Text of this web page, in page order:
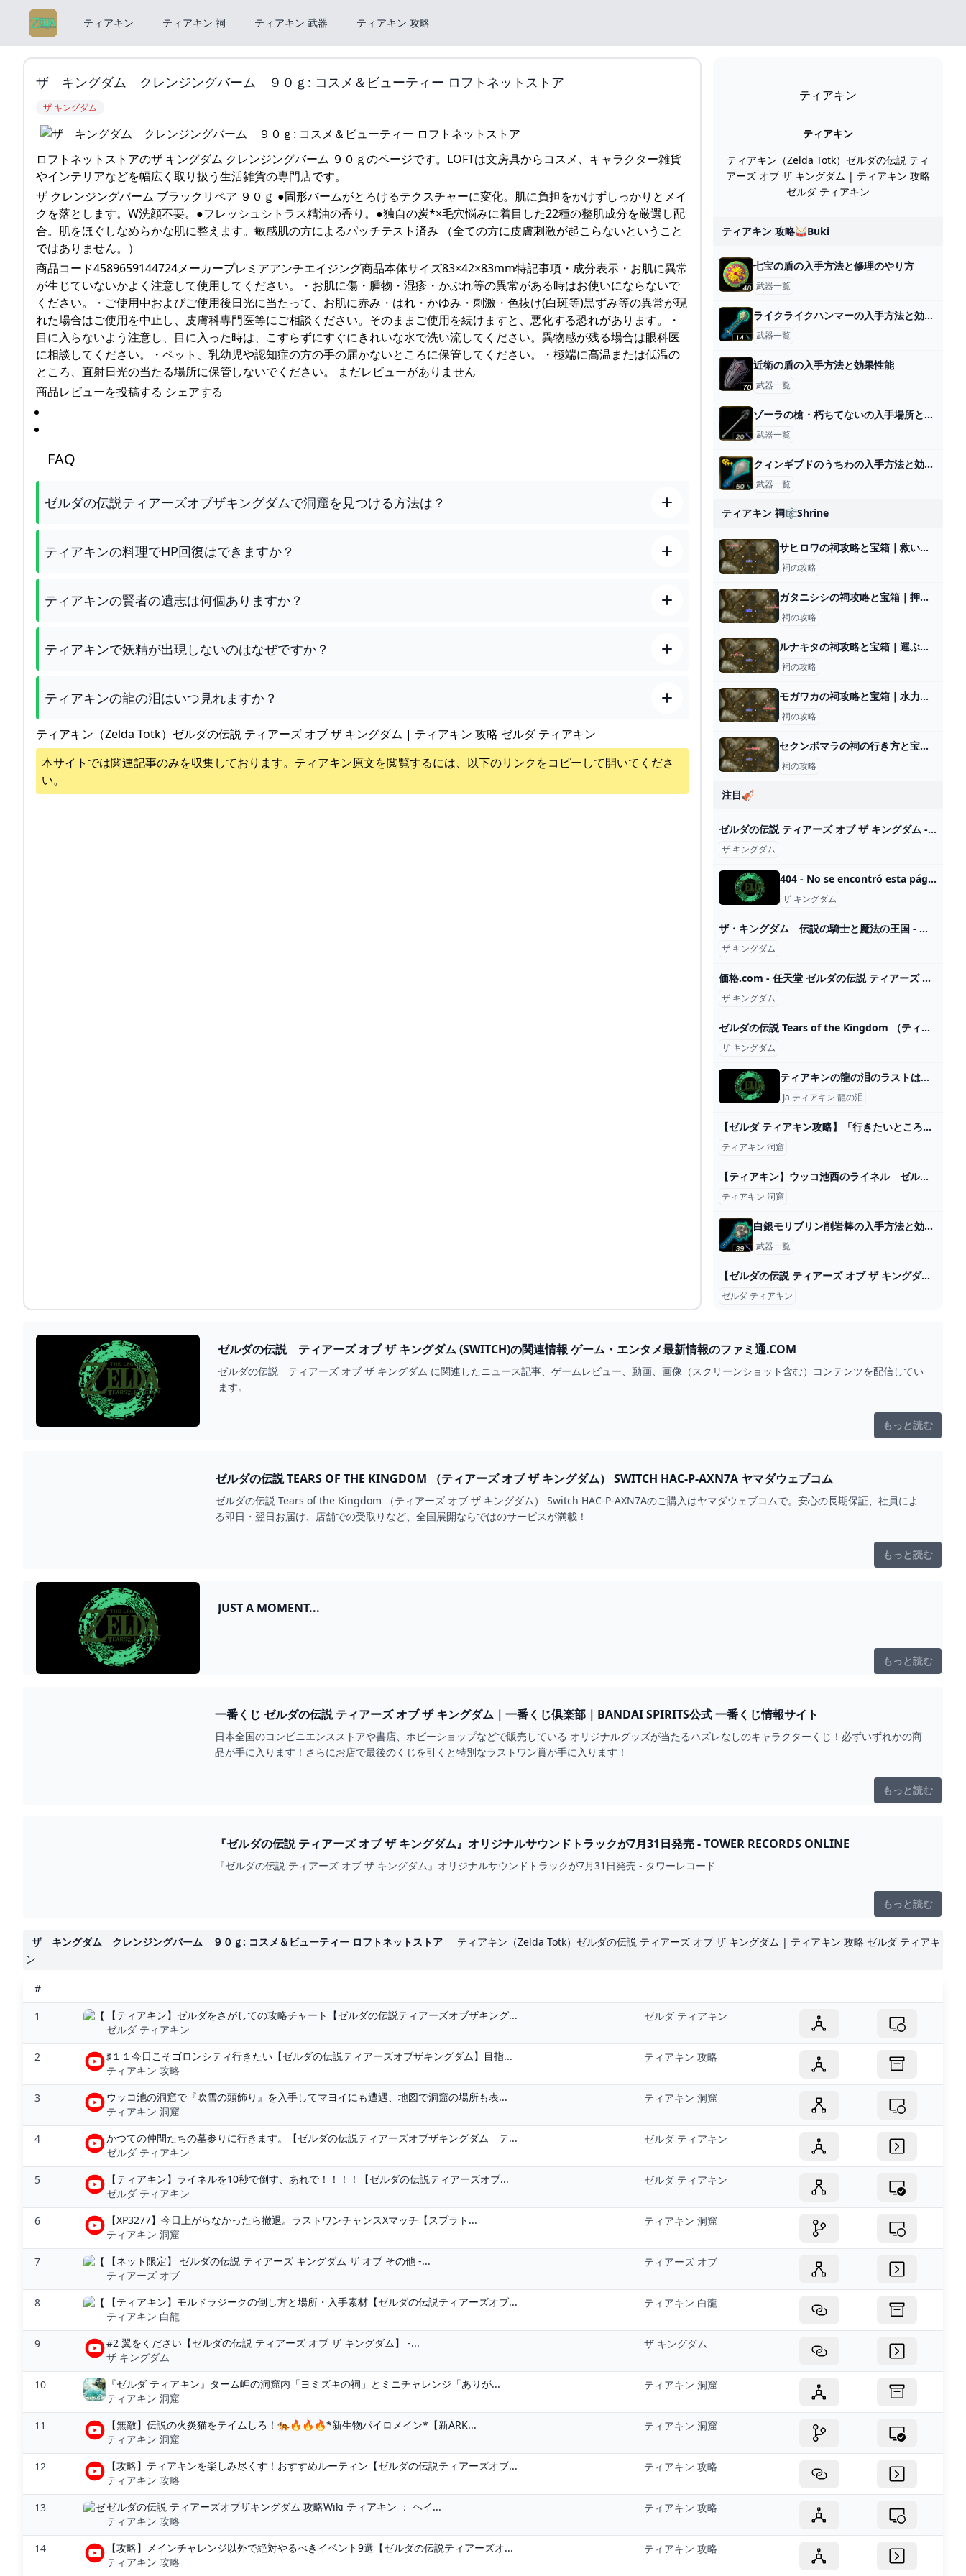
ティアキン ティアキン 祠 ティアキン 武器 ティアキン 攻略
ザ キングダム クレンジングバーム ９０ｇ: コスメ＆ビューティー ロフトネットストア
ザ キングダム
ロフトネットストアのザ キングダム クレンジングバーム ９０ｇのページです。LOFTは文房具からコスメ、キャラクター雑貨
やインテリアなどを幅広く取り扱う生活雑貨の専門店です。
ザ クレンジングバーム ブラックリペア ９０ｇ ●固形バームがとろけるテクスチャーに変化。肌に負担をかけずしっかりとメイ
クを落とします。W洗顔不要。●フレッシュシトラス精油の香り。●独自の炭*×毛穴悩みに着目した22種の整肌成分を厳選し配
合。肌をほぐしなめらかな肌に整えます。敏感肌の方によるパッチテスト済み （全ての方に皮膚刺激が起こらないということ
ではありません。）
商品コード4589659144724メーカープレミアアンチエイジング商品本体サイズ83×42×83mm特記事項・成分表示・お肌に異常
が生じていないかよく注意して使用してください。・お肌に傷・腫物・湿疹・かぶれ等の異常がある時はお使いにならないで
ください。・ご使用中およびご使用後日光に当たって、お肌に赤み・はれ・かゆみ・刺激・色抜け(白斑等)黒ずみ等の異常が現
れた場合はご使用を中止し、皮膚科専門医等にご相談ください。そのままご使用を続けますと、悪化する恐れがあります。・
目に入らないよう注意し、目に入った時は、こすらずにすぐにきれいな水で洗い流してください。異物感が残る場合は眼科医
に相談してください。・ペット、乳幼児や認知症の方の手の届かないところに保管してください。・極端に高温または低温の
ところ、直射日光の当たる場所に保管しないでください。 まだレビューがありません
商品レビューを投稿する シェアする
FAQ
ゼルダの伝説ティアーズオブザキングダムで洞窟を見つける方法は？
ティアキンの料理でHP回復はできますか？
ティアキンの賢者の遺志は何個ありますか？
ティアキンで妖精が出現しないのはなぜですか？
ティアキンの龍の泪はいつ見れますか？
ティアキン（Zelda Totk）ゼルダの伝説 ティアーズ オブ ザ キングダム | ティアキン 攻略 ゼルダ ティアキン
本サイトでは関連記事のみを収集しております。 ティアキン原文を閲覧するには、以下のリンクをコピーして開いてくださ
い。
ティアキン
ティアキン
ティアキン（Zelda Totk）ゼルダの伝説 ティ
アーズ オブ ザ キングダム | ティアキン 攻略
ゼルダ ティアキン
ティアキン 攻略🥁buki
七宝の盾の入手方法と修理のやり方
武器一覧
ライクライクハンマーの入手方法と効果性能
武器一覧
近衛の盾の入手方法と効果性能
武器一覧
ゾーラの槍・朽ちてないの入手場所と効果
武器一覧
クィンギブドのうちわの入手方法と効果性能
武器一覧
ティアキン 祠🎼shrine
サヒロワの祠攻略と宝箱｜救いは天にあり
祠の攻略
ガタニシシの祠攻略と宝箱｜押して戻して
祠の攻略
ルナキタの祠攻略と宝箱｜運ぶかたち
祠の攻略
モガワカの祠攻略と宝箱｜水力発電
祠の攻略
セクンボマラの祠の行き方と宝箱｜ラウルの祝福
祠の攻略
注目🎻
ゼルダの伝説 ティアーズ オブ ザ キングダム - YouTube
ザ キングダム
404 - No se encontró esta página.
ザ キングダム
ザ・キングダム 伝説の騎士と魔法の王国 - 映画情報・レビュー・評価・あらすじ・動画配信 Filmarks映画
ザ キングダム
価格.com - 任天堂 ゼルダの伝説 ティアーズ オブ ザ キングダム Collectors Edition [Nintendo Switch] 価格比較
ザ キングダム
ゼルダの伝説 Tears of the Kingdom （ティアーズ オブ ザ キングダム） Switch HAC-P-AXN7A ヤマダウェブコム
ザ キングダム
ティアキンの龍の泪のラストはどこですか？
Ja ティアキン 龍の泪
【ゼルダ ティアキン攻略】「行きたいところに行けない」「祠がクリアーできない」詰まったときの対処法【ティアーズ オブ ザ キングダム】 ゲーム・エンタメ最新情報のファミ通.com
ティアキン 洞窟
【ティアキン】ウッコ池西のライネル ゼルダの伝説ティアーズオブ ザキングダム #ゼルダの伝説 #ティアキン #zelda #shorts - YouTube
ティアキン 洞窟
白銀モリブリン削岩棒の入手方法と効果性能
武器一覧
【ゼルダの伝説 ティアーズ オブ ザ キングダム 】今回も絶対アツいだろ！ティアキン【初見プレイ】！※ネタバレ注意！#13 - YouTube
ゼルダ ティアキン
ゼルダの伝説 ティアーズ オブ ザ キングダム (SWITCH)の関連情報 ゲーム・エンタメ最新情報のファミ通.COM
ゼルダの伝説 ティアーズ オブ ザ キングダム に関連したニュース記事、ゲームレビュー、動画、画像（スクリーンショット含む）コンテンツを配信してい
ます。
もっと読む
ゼルダの伝説 TEARS OF THE KINGDOM （ティアーズ オブ ザ キングダム） SWITCH HAC-P-AXN7A ヤマダウェブコム
ゼルダの伝説 Tears of the Kingdom （ティアーズ オブ ザ キングダム） Switch HAC-P-AXN7Aのご購入はヤマダウェブコムで。安心の長期保証、社員によ
る即日・翌日お届け、店舗での受取りなど、全国展開ならではのサービスが満載！
もっと読む
JUST A MOMENT...
もっと読む
一番くじ ゼルダの伝説 ティアーズ オブ ザ キングダム｜一番くじ倶楽部｜BANDAI SPIRITS公式 一番くじ情報サイト
日本全国のコンビニエンスストアや書店、ホビーショップなどで販売している オリジナルグッズが当たるハズレなしのキャラクターくじ！必ずいずれかの商
品が手に入ります！さらにお店で最後のくじを引くと特別なラストワン賞が手に入ります！
もっと読む
『ゼルダの伝説 ティアーズ オブ ザ キングダム』オリジナルサウンドトラックが7月31日発売 - TOWER RECORDS ONLINE
『ゼルダの伝説 ティアーズ オブ ザ キングダム』オリジナルサウンドトラックが7月31日発売 - タワーレコード
もっと読む
ザ キングダム クレンジングバーム ９０ｇ: コスメ＆ビューティー ロフトネットストア
ティアキン（Zelda Totk）ゼルダの伝説 ティアーズ オブ ザ キングダム | ティアキン 攻略 ゼルダ ティアキ
ン
#
1
【ティアキン】ゼルダをさがしての攻略チャート【ゼルダの伝説ティアーズオブザキング...
ゼルダ ティアキン
ゼルダ ティアキン
2
♯１１今日こそゴロンシティ行きたい【ゼルダの伝説ティアーズオブザキングダム】目指...
ティアキン 攻略
ティアキン 攻略
3
ウッコ池の洞窟で『吹雪の頭飾り』を入手してマヨイにも遭遇、地図で洞窟の場所も表...
ティアキン 洞窟
ティアキン 洞窟
4
かつての仲間たちの墓参りに行きます。【ゼルダの伝説ティアーズオブザキングダム テ...
ゼルダ ティアキン
ゼルダ ティアキン
5
【ティアキン】ライネルを10秒で倒す、あれで！！！！【ゼルダの伝説ティアーズオブ...
ゼルダ ティアキン
ゼルダ ティアキン
6
【XP3277】今日上がらなかったら撤退。ラストワンチャンスXマッチ【スプラト...
ティアキン 洞窟
ティアキン 洞窟
7
【ネット限定】 ゼルダの伝説 ティアーズ キングダム ザ オブ その他 -...
ティアーズ オブ
ティアーズ オブ
8
【ティアキン】モルドラジークの倒し方と場所・入手素材【ゼルダの伝説ティアーズオブ...
ティアキン 白龍
ティアキン 白龍
9
#2 翼をください【ゼルダの伝説 ティアーズ オブ ザ キングダム】 -...
ザ キングダム
ザ キングダム
10
『ゼルダ ティアキン』ターム岬の洞窟内「ヨミズキの祠」とミニチャレンジ「ありが...
ティアキン 洞窟
ティアキン 洞窟
11
【無敵】伝説の火炎猫をテイムしろ！🐅🔥🔥🔥*新生物パイロメイン*【新ARK...
ティアキン 洞窟
ティアキン 洞窟
12
【攻略】ティアキンを楽しみ尽くす！おすすめルーティン【ゼルダの伝説ティアーズオブ...
ティアキン 攻略
ティアキン 攻略
13
ゼルダの伝説 ティアーズオブザキングダム 攻略Wiki ティアキン ： ヘイ...
ティアキン 攻略
ティアキン 攻略
14
【攻略】メインチャレンジ以外で絶対やるべきイベント9選【ゼルダの伝説ティアーズオ...
ティアキン 攻略
ティアキン 攻略